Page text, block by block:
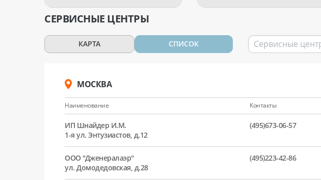
СЕРВИСНЫЕ ЦЕНТРЫ
КАРТА СПИСОК
МОСКВА
Наименование Контакты
ИП Шнайдер И.М.
1-я ул. Энтузиастов, д.12
(495)673-06-57
ООО "Дженералаэр"
ул. Домодедовская, д.28
(495)223-42-86